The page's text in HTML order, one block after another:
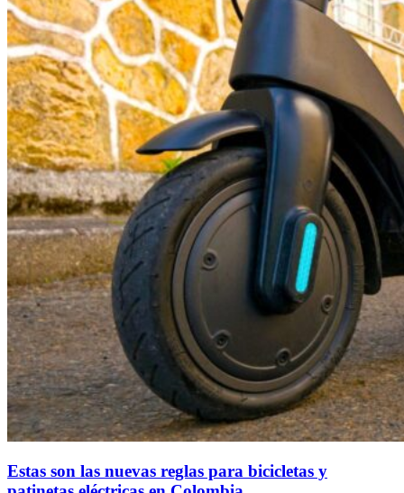
Estas son las nuevas reglas para bicicletas y